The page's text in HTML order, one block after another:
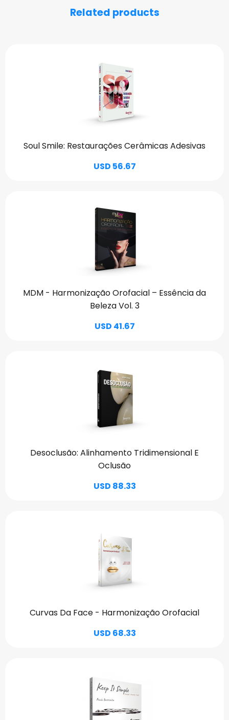
Related products
Soul Smile: Restaurações Cerâmicas Adesivas
USD 56.67
MDM - Harmonização Orofacial – Essência da
Beleza Vol. 3
USD 41.67
Desoclusão: Alinhamento Tridimensional E
Oclusão
USD 88.33
Curvas Da Face - Harmonização Orofacial
USD 68.33